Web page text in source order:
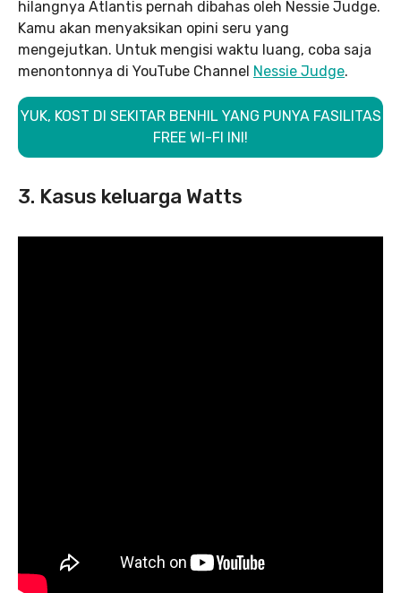
hilangnya Atlantis pernah dibahas oleh Nessie Judge.
Kamu akan menyaksikan opini seru yang
mengejutkan. Untuk mengisi waktu luang, coba saja
menontonnya di YouTube Channel Nessie Judge.
YUK, KOST DI SEKITAR BENHIL YANG PUNYA FASILITAS
FREE WI-FI INI!
3. Kasus keluarga Watts